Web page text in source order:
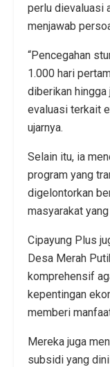
perlu dievaluasi
menjawab
“Pencegahan
1.000 hari
diberikan hingga
evaluasi terkait
ujarnya.
Selain itu, ia
program yang
digelontorkan
masyarakat
Cipayung Plus
Desa Merah
komprehensif
kepentingan
memberi
Mereka juga
subsidi yang